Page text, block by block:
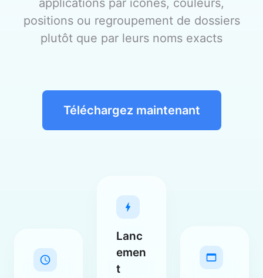
applications par icônes, couleurs,
positions ou regroupement de dossiers
plutôt que par leurs noms exacts
Téléchargez maintenant
Lanc
emen
t